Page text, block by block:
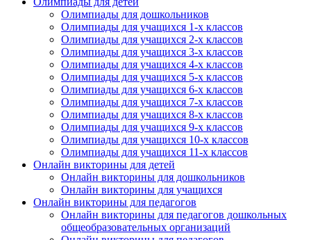
Олимпиады для дошкольников
Олимпиады для учащихся 1-х классов
Олимпиады для учащихся 2-х классов
Олимпиады для учащихся 3-х классов
Олимпиады для учащихся 4-х классов
Олимпиады для учащихся 5-х классов
Олимпиады для учащихся 6-х классов
Олимпиады для учащихся 7-х классов
Олимпиады для учащихся 8-х классов
Олимпиады для учащихся 9-х классов
Олимпиады для учащихся 10-х классов
Олимпиады для учащихся 11-х классов
Онлайн викторины для детей
Онлайн викторины для дошкольников
Онлайн викторины для учащихся
Онлайн викторины для педагогов
Онлайн викторины для педагогов дошкольных
общеобразовательных организаций